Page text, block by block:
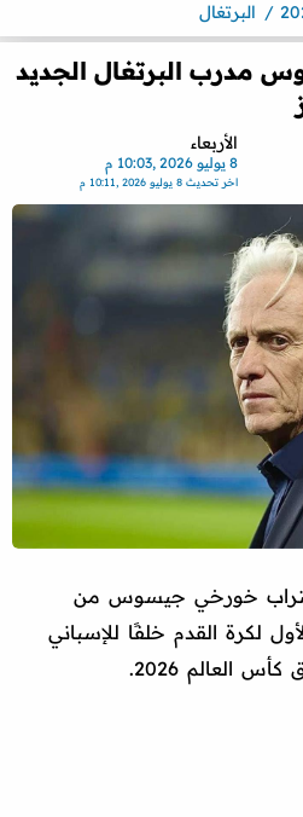
البرتغال
مدرب البرتغال الجديد
الأربعاء
8 يوليو 2026 ,10:03 م
اخر تحديث8 يوليو 2026 ,10:11 م
خورخي جيسوس من
لكرة القدم خلفًا للإسباني
العالم 2026.